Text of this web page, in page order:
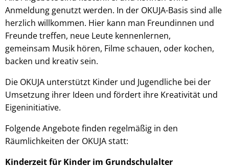
Anmeldung genutzt werden. In der OKUJA-Basis sind alle
herzlich willkommen. Hier kann man Freundinnen und
Freunde treffen, neue Leute kennenlernen,
gemeinsam Musik hören, Filme schauen, oder kochen,
backen und kreativ sein.
Die OKUJA unterstützt Kinder und Jugendliche bei der
Umsetzung ihrer Ideen und fördert ihre Kreativität und
Eigeninitiative.
Folgende Angebote finden regelmäßig in den
Räumlichkeiten der OKUJA statt:
Kinderzeit für Kinder im Grundschulalter